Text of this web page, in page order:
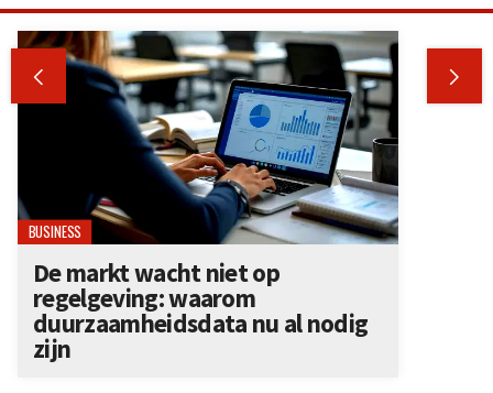
 
BUSINESS
De markt wacht niet op
regelgeving: waarom
duurzaamheidsdata nu al nodig
zijn